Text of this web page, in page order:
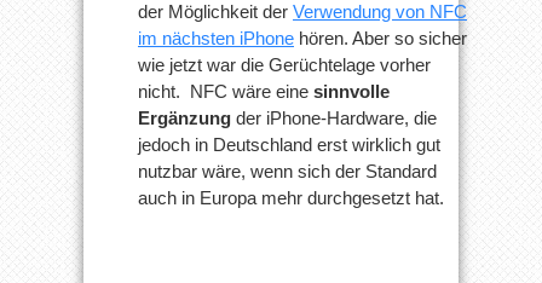
der Möglichkeit der Verwendung von NFC
im nächsten iPhone hören. Aber so sicher
wie jetzt war die Gerüchtelage vorher
nicht. NFC wäre eine sinnvolle
Ergänzung der iPhone-Hardware, die
jedoch in Deutschland erst wirklich gut
nutzbar wäre, wenn sich der Standard
auch in Europa mehr durchgesetzt hat.